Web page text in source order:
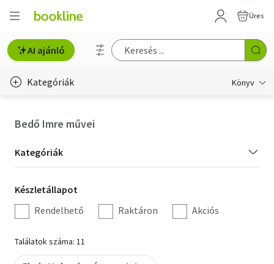
Üres
AI ajánló
Kategóriák Könyv
Hobbi, szabadidő
Irodalom
Művészet
Bedő Imre művei
Kategória
szűrés
Kategóriák
Készletállapot
szűrés
Készletállapot
Rendelhető
Raktáron Akciós
Találatok száma: 11